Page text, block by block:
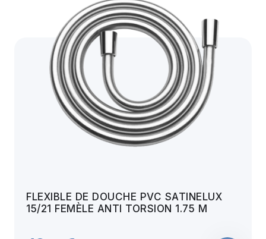
FLEXIBLE DE DOUCHE PVC SATINELUX
15/21 FEMÈLE ANTI TORSION 1.75 M